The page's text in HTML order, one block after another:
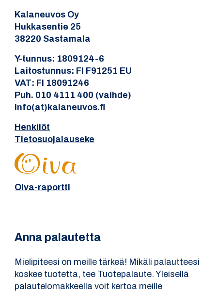
Kalaneuvos Oy
Hukkasentie 25
38220 Sastamala
Y-tunnus: 1809124-6
Laitostunnus: FI F91251 EU
VAT: FI 18091246
Puh. 010 4111 400 (vaihde)
info(at)kalaneuvos.fi
Henkilöt
Tietosuojalauseke
Oiva-raportti
Anna palautetta
Mielipiteesi on meille tärkeä! Mikäli palautteesi
koskee tuotetta, tee Tuotepalaute. Yleisellä
palautelomakkeella voit kertoa meille